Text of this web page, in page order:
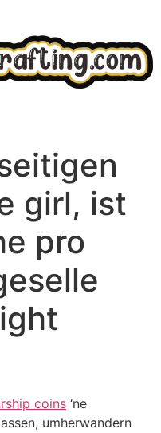
girl, ist
pro
coins ‘ne
umherwandern